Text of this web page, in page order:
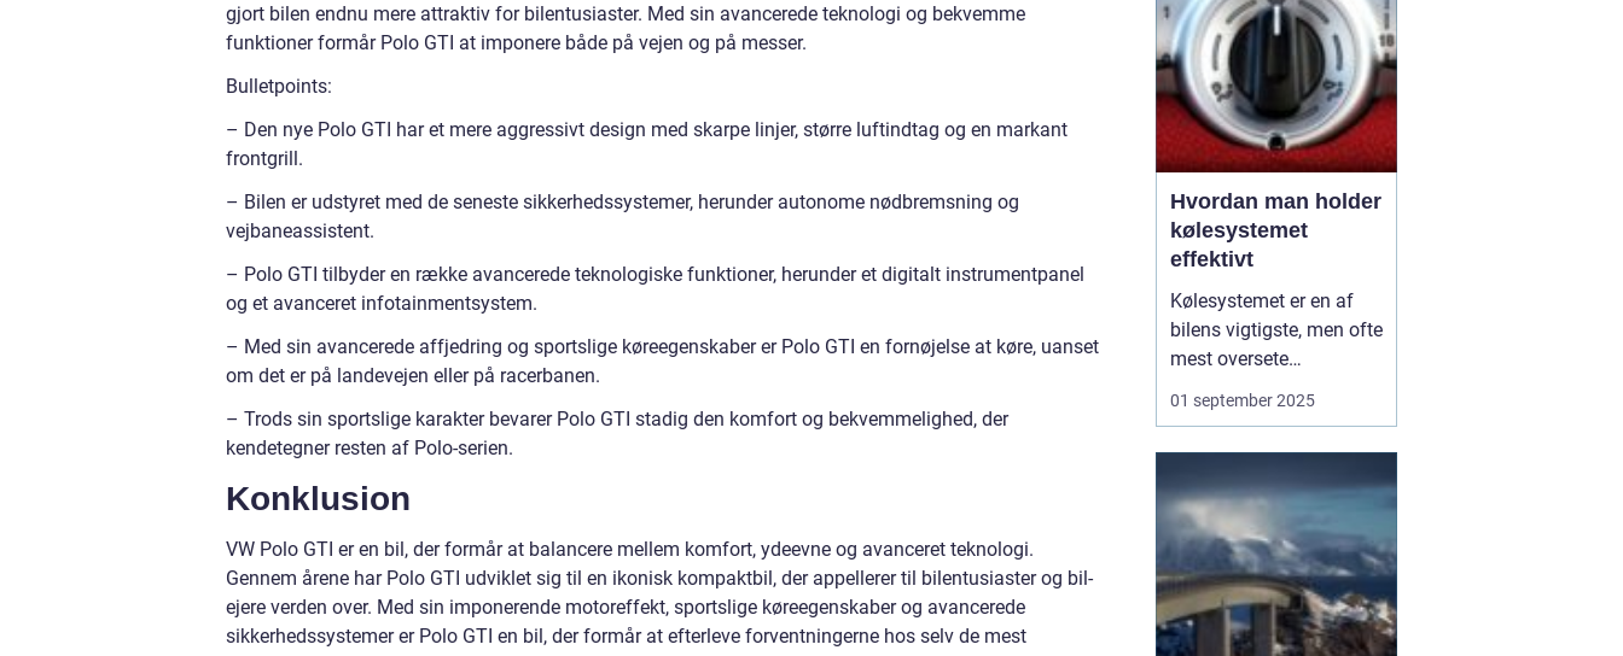
gjort bilen endnu mere attraktiv for bilentusiaster. Med sin avancerede teknologi og bekvemme
funktioner formår Polo GTI at imponere både på vejen og på messer.
Bulletpoints:
– Den nye Polo GTI har et mere aggressivt design med skarpe linjer, større luftindtag og en markant
frontgrill.
– Bilen er udstyret med de seneste sikkerhedssystemer, herunder autonome nødbremsning og
vejbaneassistent.
– Polo GTI tilbyder en række avancerede teknologiske funktioner, herunder et digitalt instrumentpanel
og et avanceret infotainmentsystem.
– Med sin avancerede affjedring og sportslige køreegenskaber er Polo GTI en fornøjelse at køre, uanset
om det er på landevejen eller på racerbanen.
– Trods sin sportslige karakter bevarer Polo GTI stadig den komfort og bekvemmelighed, der
kendetegner resten af Polo-serien.
Konklusion
VW Polo GTI er en bil, der formår at balancere mellem komfort, ydeevne og avanceret teknologi.
Gennem årene har Polo GTI udviklet sig til en ikonisk kompaktbil, der appellerer til bilentusiaster og bil-
ejere verden over. Med sin imponerende motoreffekt, sportslige køreegenskaber og avancerede
sikkerhedssystemer er Polo GTI en bil, der formår at efterleve forventningerne hos selv de mest
Hvordan man holder
kølesystemet
effektivt
Kølesystemet er en af
bilens vigtigste, men ofte
mest oversete
komponenter. Det er
ansvarligt for at regulere
effektivt uden risiko for
overophedning. Uden et
velfungerende
kølesystem ka...
01 september 2025